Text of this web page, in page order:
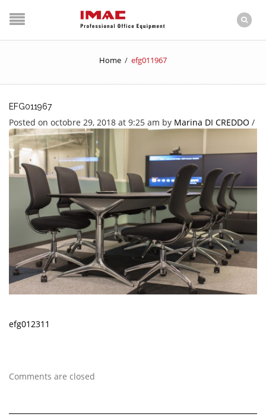
Home / efg011967
EFG011967
Posted on octobre 29, 2018 at 9:25 am by Marina DI CREDDO /
efg012311
Comments are closed